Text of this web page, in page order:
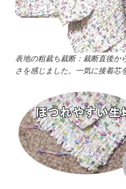
表地の粗裁ち裁断：裁断直後か
さを感じました。一気に接着芯